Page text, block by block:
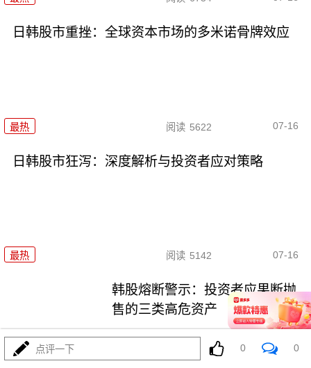
日韩股市重挫：全球资本市场的多米诺骨牌效应
最热 阅读 5622 07-16
日韩股市狂泻：深度解析与投资者应对策略
最热 阅读 5142 07-16
韩股熔断警示：投资者应果断抛
售的三类高危资产
3699
点评一下 0 0